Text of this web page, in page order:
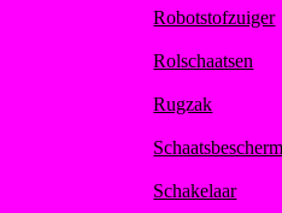
Robotstofzuiger
Rolschaatsen
Rugzak
Schakelaar